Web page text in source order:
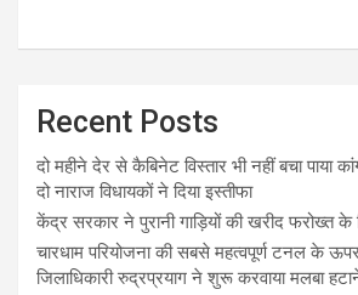
Recent Posts
दो महीने देर से कैबिनेट विस्तार भी नहीं बचा पाया
दो नाराज विधायकों ने दिया इस्तीफा
केंद्र सरकार ने पुरानी गाड़ियों की खरीद फरोख्त
चारधाम परियोजना की सबसे महत्वपूर्ण टनल के ऊपर
जिलाधिकारी रुद्रप्रयाग ने शुरू करवाया मलबा